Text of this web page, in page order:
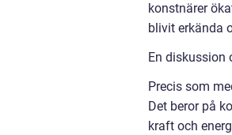
konstnärer
blivit erkända
En diskussion
Precis som
Det beror på
kraft och